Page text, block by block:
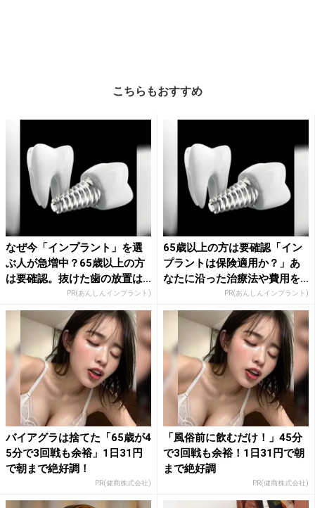
こちらもおすすめ
なぜ今「インプラント」を選
ぶ人が急増中？65歳以上の方
は要確認。抜けた歯の放置は...
PR(あんしんインプラント)
65歳以上の方は要確認「イン
プラントは保険適用か？」あ
なたに沿った治療法や費用を...
PR(あんしんインプラント)
バイアグラは捨てた「65歳が4
5分で3回戦も余裕」1日31円
で朝まで絶好調！
PR(健商株式会社)
「風俗前に飲むだけ！」45分
で3回戦も余裕！1日31円で朝
まで絶好調
PR(健商株式会社)